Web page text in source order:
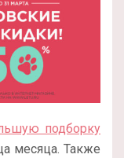
подборку
месяца. Также